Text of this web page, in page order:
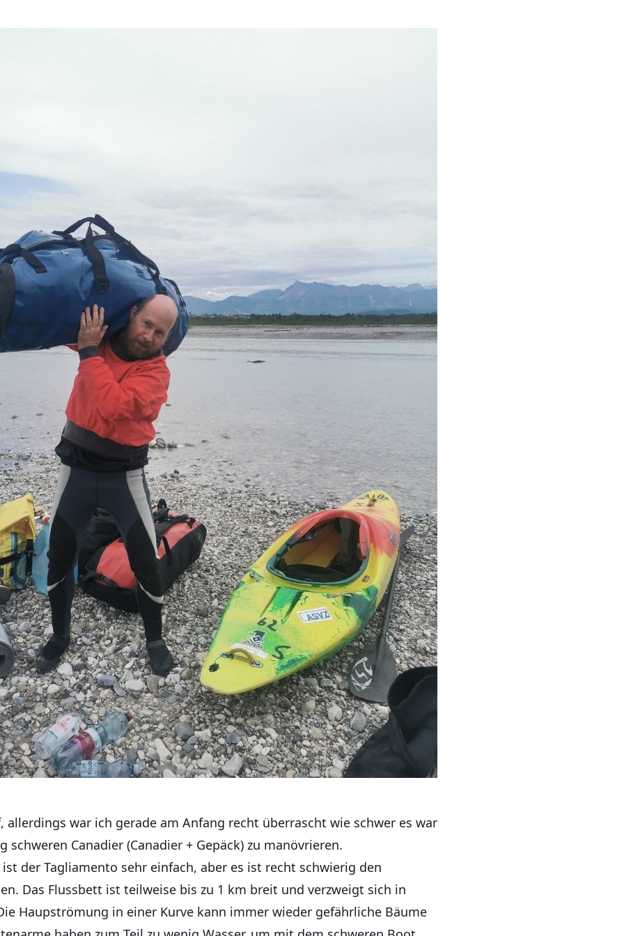
allerdings war ich gerade am Anfang recht überrascht wie schwer es war
schweren Canadier (Canadier + Gepäck) zu manövrieren.
der Tagliamento sehr einfach, aber es ist recht schwierig den
Das Flussbett ist teilweise bis zu 1 km breit und verzweigt sich in
Haupströmung in einer Kurve kann immer wieder gefährliche Bäume